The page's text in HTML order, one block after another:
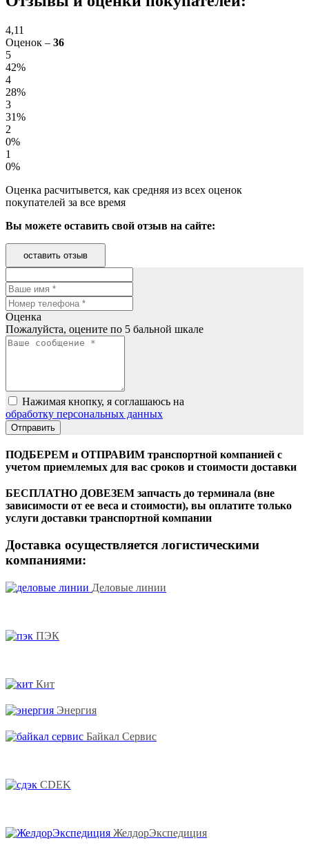
4,11
Оценок – 36
5
42%
4
28%
3
31%
2
0%
1
0%
Оценка расчитывется, как средняя из всех оценок
покупателей за все время
Вы можете оставить свой отзыв на сайте:
оставить отзыв
Оценка
Пожалуйста, оцените по 5 бальной шкале
Нажимая кнопку, я соглашаюсь на
обработку персональных данных
ПОДБЕРЕМ и ОТПРАВИМ транспортной компанией с
учетом приемлемых для вас сроков и стоимости доставки
БЕСПЛАТНО ДОВЕЗЕМ запчасть до терминала (вне
зависимости от ее веса и стоимости), вы оплатите только
услуги доставки транспортной компании
Доставка осуществляется логистическими
компаниями:
Деловые линии
ПЭК
Кит
Энергия
Байкал Сервис
CDEK
ЖелдорЭкспедиция